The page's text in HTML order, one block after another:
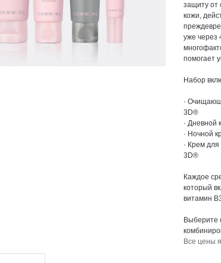
защиту от
кожи,
уже через
помогает
Набор
·
3D®
· Дневной
· Ночной
· Крем для
3D®
Каждое
который
витамин
Выберите
Все цены